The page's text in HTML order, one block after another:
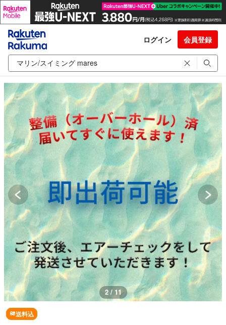
ログイン 会員登録
2 / 11
送料込